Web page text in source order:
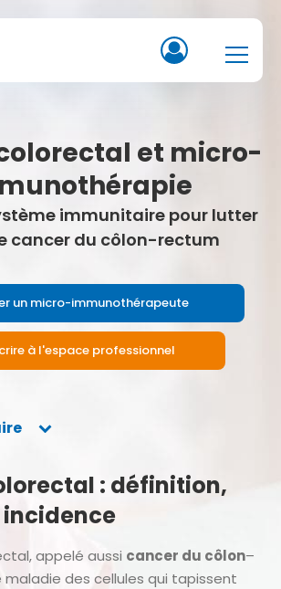
et micro-
immunitaire pour lutter
cancer du côlon-rectum
un micro-immunothérapeute
à l'espace professionnel
: définition,
incidence
appelé aussi cancer du côlon–
maladie des cellules qui tapissent